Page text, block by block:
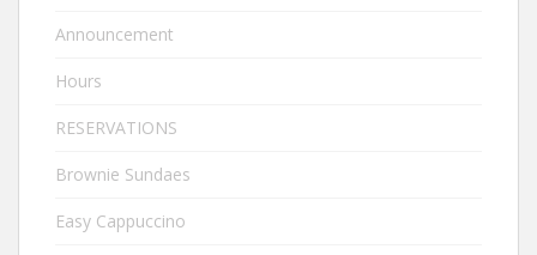
Announcement
Hours
RESERVATIONS
Brownie Sundaes
Easy Cappuccino